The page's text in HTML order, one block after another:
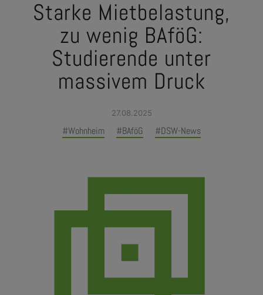
Starke Mietbelastung,
zu wenig BAföG:
Studierende unter
massivem Druck
27.08.2025
#Wohnheim #BAföG #DSW-News